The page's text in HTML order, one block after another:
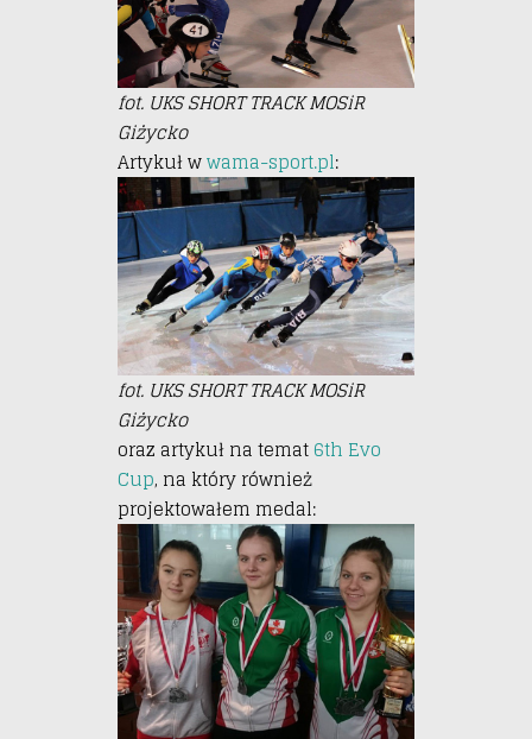
fot. UKS SHORT TRACK MOSiR
Giżycko
Artykuł wwama-sport.pl:
fot. UKS SHORT TRACK MOSiR
Giżycko
oraz artykuł na temat6th Evo
Cup, na który również
projektowałem medal: